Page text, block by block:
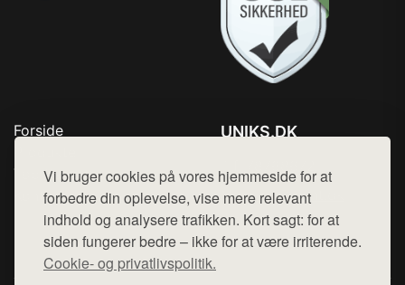
Vi bruger cookies på vores hjemmeside for at
forbedre din oplevelse, vise mere relevant
indhold og analysere trafikken. Kort sagt: for at
siden fungerer bedre – ikke for at være irriterende.
Cookie- og privatlivspolitik.
Forside
Top Rabatter
Kontakt
UNIKS.DK
Mail: hej@want.dk
Cookie- og privatlivspolitik